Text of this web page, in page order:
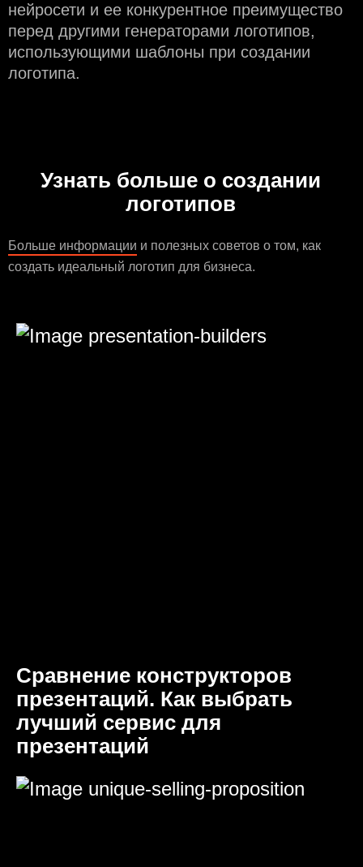
нейросети и еe конкурентное преимущество
перед другими генераторами логотипов,
использующими шаблоны при создании
логотипа.
Узнать больше о создании
логотипов
Больше информации и полезных советов о том, как
создать идеальный логотип для бизнеса.
Сравнение конструкторов
презентаций. Как выбрать
лучший сервис для
презентаций